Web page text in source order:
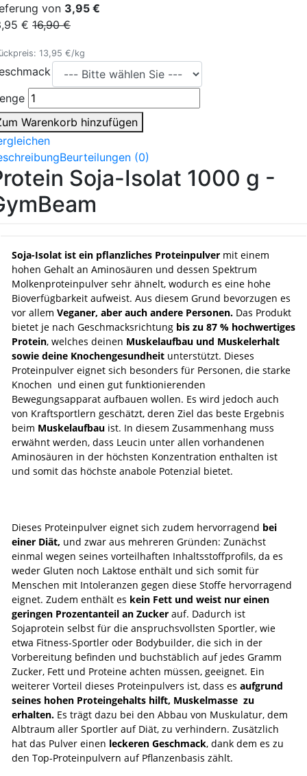
von 3,95 €
€ 16,90 €
13,95 €/kg
Warenkorb hinzufügen
Beurteilungen (0)
Soja-Isolat 1000 g -
Soja-Isolat ist ein pflanzliches Proteinpulver mit einem
hohen Gehalt an Aminosäuren und dessen Spektrum
Molkenproteinpulver sehr ähnelt, wodurch es eine hohe
Bioverfügbarkeit aufweist. Aus diesem Grund bevorzugen es
vor allem Veganer, aber auch andere Personen. Das Produkt
bietet je nach Geschmacksrichtung bis zu 87 % hochwertiges
Protein, welches deinen Muskelaufbau und Muskelerhalt
sowie deine Knochengesundheit unterstützt. Dieses
Proteinpulver eignet sich besonders für Personen, die starke
Knochen und einen gut funktionierenden
Bewegungsapparat aufbauen wollen. Es wird jedoch auch
von Kraftsportlern geschätzt, deren Ziel das beste Ergebnis
beim Muskelaufbau ist. In diesem Zusammenhang muss
erwähnt werden, dass Leucin unter allen vorhandenen
Aminosäuren in der höchsten Konzentration enthalten ist
und somit das höchste anabole Potenzial bietet.
Dieses Proteinpulver eignet sich zudem hervorragend bei
einer Diät, und zwar aus mehreren Gründen: Zunächst
einmal wegen seines vorteilhaften Inhaltsstoffprofils, da es
weder Gluten noch Laktose enthält und sich somit für
Menschen mit Intoleranzen gegen diese Stoffe hervorragend
eignet. Zudem enthält es kein Fett und weist nur einen
geringen Prozentanteil an Zucker auf. Dadurch ist
Sojaprotein selbst für die anspruchsvollsten Sportler, wie
etwa Fitness-Sportler oder Bodybuilder, die sich in der
Vorbereitung befinden und buchstäblich auf jedes Gramm
Zucker, Fett und Proteine achten müssen, geeignet. Ein
weiterer Vorteil dieses Proteinpulvers ist, dass es aufgrund
seines hohen Proteingehalts hilft, Muskelmasse zu
erhalten. Es trägt dazu bei den Abbau von Muskulatur, dem
Albtraum aller Sportler auf Diät, zu verhindern. Zusätzlich
hat das Pulver einen leckeren Geschmack, dank dem es zu
den Top-Proteinpulvern auf Pflanzenbasis zählt.